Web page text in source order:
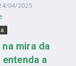
04/2025
mira da
a